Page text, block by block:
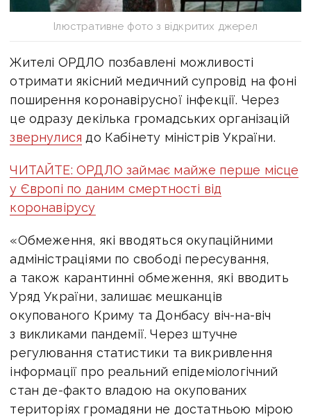
Ілюстративне фото з відкритих джерел
Жителі ОРДЛО позбавлені можливості
отримати якісний медичний супровід на фоні
поширення коронавірусної інфекції. Через
це одразу декілька громадських організацій
звернулися до Кабінету міністрів України.
ЧИТАЙТЕ: ОРДЛО займає майже перше місце
у Європі по даним смертності від
коронавірусу
«Обмеження, які вводяться окупаційними
адміністраціями по свободі пересування,
а також карантинні обмеження, які вводить
Уряд України, залишає мешканців
окупованого Криму та Донбасу віч-на-віч
з викликами пандемії. Через штучне
регулювання статистики та викривлення
інформації про реальний епідеміологічний
стан де-факто владою на окупованих
територіях громадяни не достатньою мірою